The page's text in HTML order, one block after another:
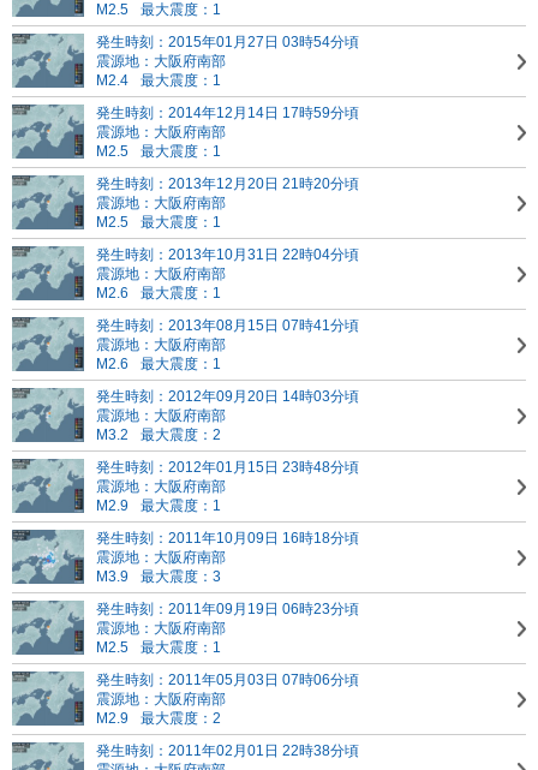
M2.5
最大震度：1
発生時刻：2015年01月27日 03時54分頃
震源地：大阪府南部
M2.4
最大震度：1
発生時刻：2014年12月14日 17時59分頃
震源地：大阪府南部
M2.5
最大震度：1
発生時刻：2013年12月20日 21時20分頃
震源地：大阪府南部
M2.5
最大震度：1
発生時刻：2013年10月31日 22時04分頃
震源地：大阪府南部
M2.6
最大震度：1
発生時刻：2013年08月15日 07時41分頃
震源地：大阪府南部
M2.6
最大震度：1
発生時刻：2012年09月20日 14時03分頃
震源地：大阪府南部
M3.2
最大震度：2
発生時刻：2012年01月15日 23時48分頃
震源地：大阪府南部
M2.9
最大震度：1
発生時刻：2011年10月09日 16時18分頃
震源地：大阪府南部
M3.9
最大震度：3
発生時刻：2011年09月19日 06時23分頃
震源地：大阪府南部
M2.5
最大震度：1
発生時刻：2011年05月03日 07時06分頃
震源地：大阪府南部
M2.9
最大震度：2
発生時刻：2011年02月01日 22時38分頃